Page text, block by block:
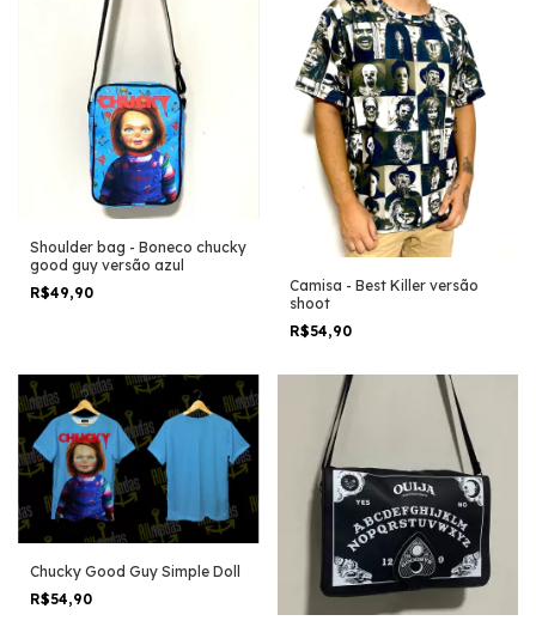
Shoulder bag - Boneco chucky
good guy versão azul
R$49,90
Camisa - Best Killer versão
shoot
R$54,90
Chucky Good Guy Simple Doll
R$54,90